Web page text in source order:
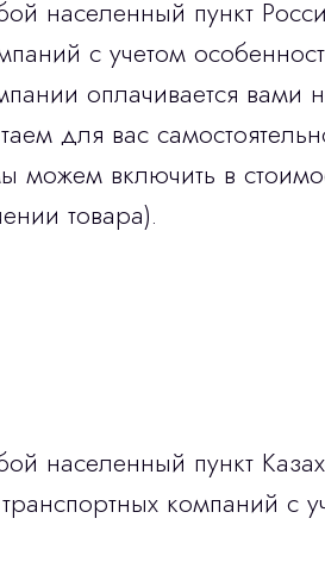
населенный пункт
с учетом
оплачивается вами
для вас
можем включить в
товара).
населенный пункт
компаний с